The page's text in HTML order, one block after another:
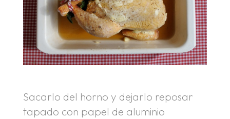
Sacarlo del horno y dejarlo reposar
tapado con papel de aluminio